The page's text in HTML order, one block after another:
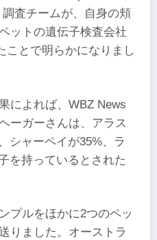
査チームが、自身の頬
ットの遺伝子検査会社
ことで明らかになりまし
によれば、WBZ News
ーガーさんは、アラス
シャーペイが35%、ラ
を持っているとされた
プルをほかに2つのペッ
りました。オーストラ